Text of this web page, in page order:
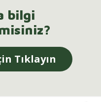
bilgi
Tıklayın